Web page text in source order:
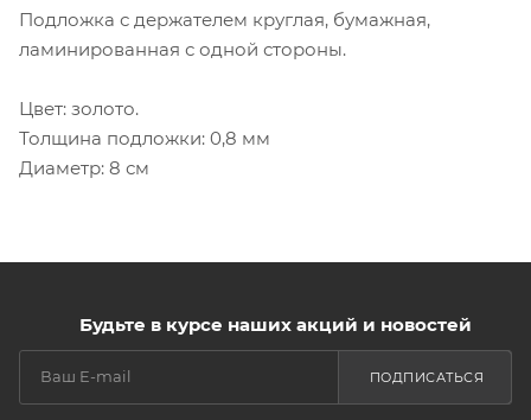
Подложка с держателем круглая, бумажная,
ламинированная с одной стороны.
Цвет: золото.
Толщина подложки: 0,8 мм
Диаметр: 8 см
Будьте в курсе наших акций и новостей
ПОДПИСАТЬСЯ